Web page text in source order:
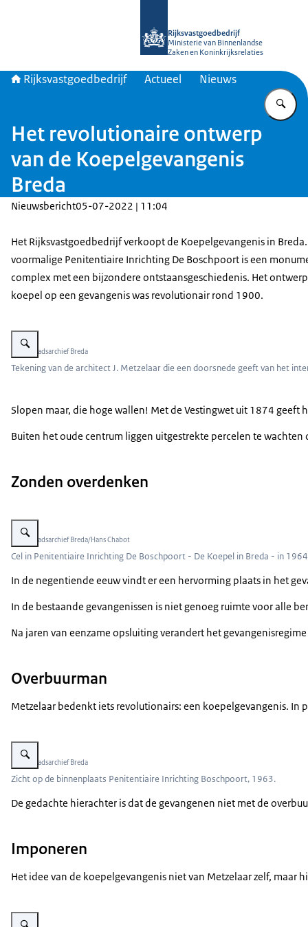
Rijksvastgoedbedrijf
Ministerie van Binnenlandse
Zaken en Koninkrijksrelaties
Rijksvastgoedbedrijf Actueel Nieuws
Het revolutionaire ontwerp
van de Koepelgevangenis
Breda
Nieuwsbericht05-07-2022 | 11:04
Het Rijksvastgoedbedrijf verkoopt de Koepelgevangenis in
voormalige Penitentiaire Inrichting De Boschpoort is een
complex met een bijzondere ontstaansgeschiedenis. Het
koepel op een gevangenis was revolutionair rond 1900.
Vergroot afbeelding Tekening koepelgevangenis Breda.
Beeld: Stadsarchief Breda
Tekening van de architect J. Metzelaar die een doorsnede geeft van het
Slopen maar, die hoge wallen! Met de Vestingwet uit 1874
Buiten het oude centrum liggen uitgestrekte percelen te
Zonden overdenken
Vergroot afbeelding Interieur cel Koepelgevangenis Breda.
Beeld: Stadsarchief Breda/Hans Chabot
Cel in Penitentiaire Inrichting De Boschpoort - De Koepel in Breda - in
In de negentiende eeuw vindt er een hervorming plaats in het
In de bestaande gevangenissen is niet genoeg ruimte voor alle
Na jaren van eenzame opsluiting verandert het
Overbuurman
Metzelaar bedenkt iets revolutionairs: een koepelgevangenis. In
Vergroot afbeelding Zicht op binnenplaats Koepelgevangenis Breda.
Beeld: Stadsarchief Breda
Zicht op de binnenplaats Penitentiaire Inrichting Boschpoort, 1963.
De gedachte hierachter is dat de gevangenen niet met de
Imponeren
Het idee van de koepelgevangenis niet van Metzelaar zelf,
Vergroot afbeelding Toegangspoort Koepelgevangenis Breda.